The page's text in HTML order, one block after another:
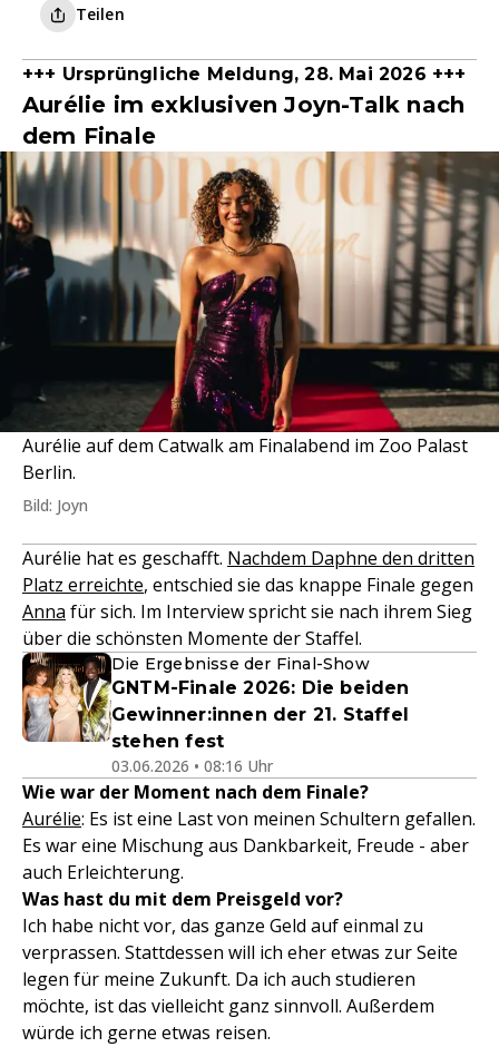
Teilen
+++ Ursprüngliche Meldung, 28. Mai 2026 +++
Aurélie im exklusiven Joyn-Talk nach
dem Finale
Aurélie auf dem Catwalk am Finalabend im Zoo Palast
Berlin.
Bild: Joyn
Aurélie hat es geschafft. Nachdem Daphne den dritten
Platz erreichte, entschied sie das knappe Finale gegen
Anna für sich. Im Interview spricht sie nach ihrem Sieg
über die schönsten Momente der Staffel.
Die Ergebnisse der Final-Show
GNTM-Finale 2026: Die beiden
Gewinner:innen der 21. Staffel
stehen fest
03.06.2026 • 08:16 Uhr
Wie war der Moment nach dem Finale?
Aurélie: Es ist eine Last von meinen Schultern gefallen.
Es war eine Mischung aus Dankbarkeit, Freude - aber
auch Erleichterung.
Was hast du mit dem Preisgeld vor?
Ich habe nicht vor, das ganze Geld auf einmal zu
verprassen. Stattdessen will ich eher etwas zur Seite
legen für meine Zukunft. Da ich auch studieren
möchte, ist das vielleicht ganz sinnvoll. Außerdem
würde ich gerne etwas reisen.